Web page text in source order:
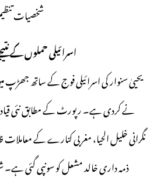
شخصیات
اسرائیلی حملوں کے
یحییٰ سنوار کی اسرائیلی فوج کے ساتھ
نے کردی ہے۔ رپورٹ کے مطابق نئی
نگرانی خلیل الحیا، مغربی کنارے کے معاملات
ذمہ داری خالد مشعل کو سونپی گئی